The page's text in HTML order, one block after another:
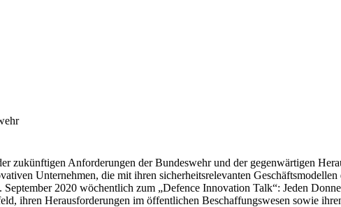
zukünftigen Anforderungen der Bundeswehr und der gegenwärtigen
Unternehmen, die mit ihren sicherheitsrelevanten
2020 wöchentlich zum „Defence Innovation Talk“: Jeden
ihren Herausforderungen im öffentlichen Beschaffungswesen sowie